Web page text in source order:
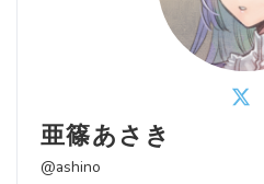
亜篠あさき
@ashino